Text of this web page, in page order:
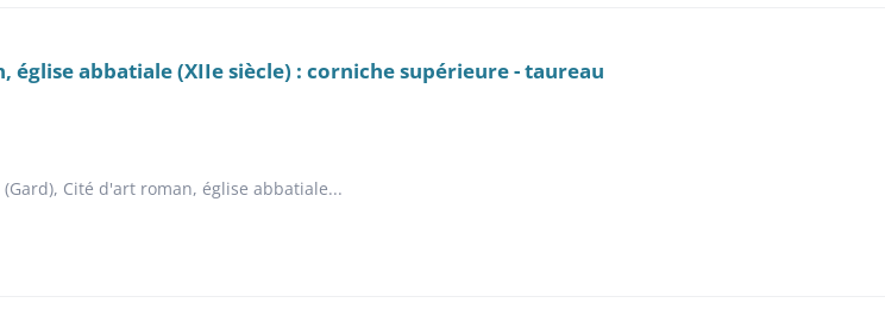
église abbatiale (XIIe siècle) : corniche supérieure - taureau
(Gard), Cité d'art roman, église abbatiale...